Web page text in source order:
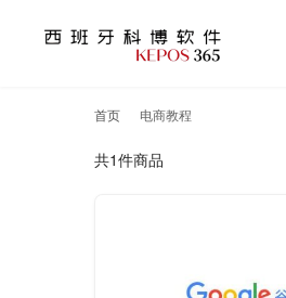
首页 电商教程
共1件商品